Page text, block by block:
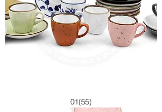
01(55)